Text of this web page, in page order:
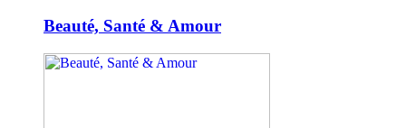
Beauté, Santé & Amour